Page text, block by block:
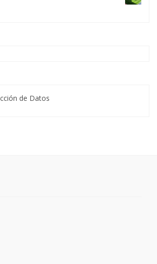
de Datos